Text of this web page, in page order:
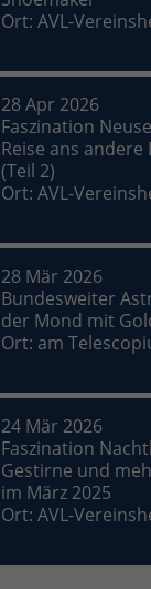
Ort: AVL-
28 Apr 2026
Faszination
Reise ans andere
(Teil 2)
Ort: AVL-
28 Mär 2026
Bundesweiter
der Mond mit
Ort: am
24 Mär 2026
Faszination
Gestirne und
im März 2025
Ort: AVL-